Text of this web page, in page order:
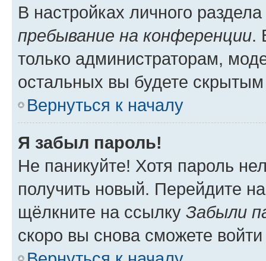
В настройках личного
пребывание на конференции.
только администраторам,
остальных вы будете
Вернуться к началу
Я забыл пароль!
Не паникуйте! Хотя пароль
получить новый. Перейдите
щёлкните на ссылку Забыли
скоро вы снова сможете